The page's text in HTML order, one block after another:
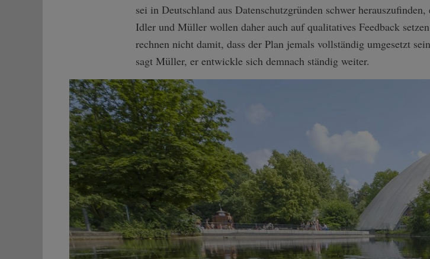
sei in Deutschland aus Datenschutzgründen schwer
Idler und Müller wollen daher auch auf qualitatives Feedback
rechnen nicht damit, dass der Plan jemals vollständig umgesetzt
sagt Müller, er entwickle sich demnach ständig weiter.